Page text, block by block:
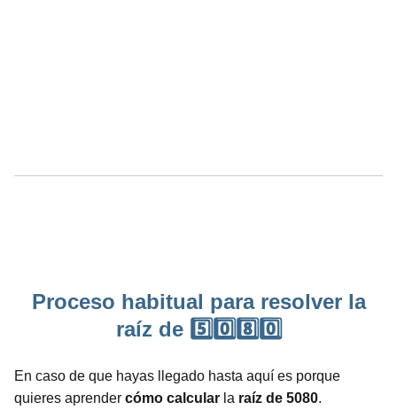
Proceso habitual para resolver la
raíz de 5️⃣0️⃣8️⃣0️⃣
En caso de que hayas llegado hasta aquí es porque
quieres aprender cómo calcular la raíz de 5080.